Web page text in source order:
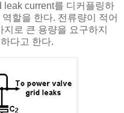
leak current를 디커플링하
할을 한다. 전류량이 적어
로 큰 용량을 요구하지
다고 한다.